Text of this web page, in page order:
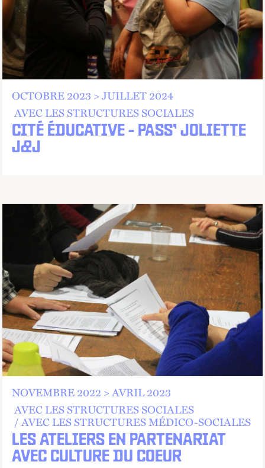
CITÉ ÉDUCATIVE - PASS’ JOLIETTE
J&J
OCTOBRE 2023 > JUILLET 2024
AVEC LES STRUCTURES SOCIALES
LES ATELIERS EN PARTENARIAT
AVEC CULTURE DU COEUR
NOVEMBRE 2022 > AVRIL 2023
AVEC LES STRUCTURES SOCIALES
AVEC LES STRUCTURES MÉDICO-SOCIALES